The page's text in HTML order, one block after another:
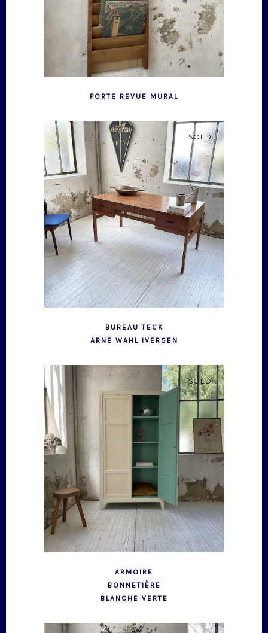
PORTE REVUE MURAL
SOLD
BUREAU TECK
ARNE WAHL IVERSEN
SOLD
ARMOIRE
BONNETIÈRE
BLANCHE VERTE